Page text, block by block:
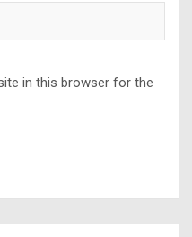
in this browser for the